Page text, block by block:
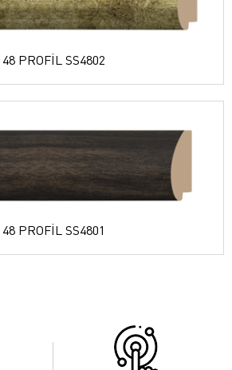
48 PROFİL SS4802
48 PROFİL SS4801